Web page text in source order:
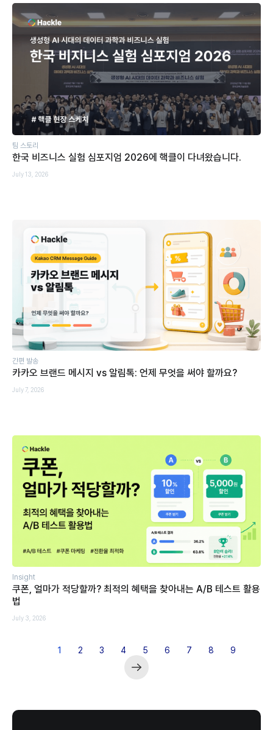
팀 스토리
한국 비즈니스 실험 심포지엄 2026에 핵클이 다녀왔습니다.
July 13, 2026
간편 발송
카카오 브랜드 메시지 vs 알림톡: 언제 무엇을 써야 할까요?
July 7, 2026
Insight
쿠폰, 얼마가 적당할까? 최적의 혜택을 찾아내는 A/B 테스트 활용
법
July 3, 2026
1 2 3 4 5 6 7 8 9